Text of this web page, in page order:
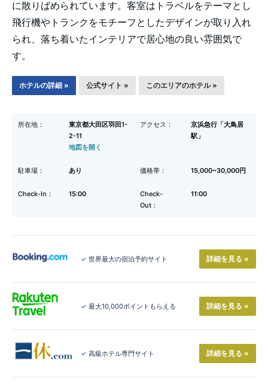
に散りばめられています。客室はトラベルをテーマとし
飛行機やトランクをモチーフとしたデザインが取り入れ
られ、落ち着いたインテリアで居心地の良い雰囲気で
す。
ホテルの詳細 » 公式サイト » このエリアのホテル »
所在地：
東京都大田区羽田1-
2-11
地図を開く
アクセス：
京浜急行「大鳥居
駅」
駐車場： あり 価格帯： 15,000~30,000円
Check-In： 15:00
Check-
Out：
11:00
✓ 世界最大の宿泊予約サイト 詳細を見る »
✓ 最大10,000ポイントもらえる 詳細を見る »
✓ 高級ホテル専門サイト 詳細を見る »